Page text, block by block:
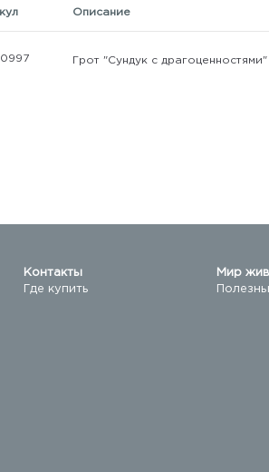
Описание
Грот "Сундук с
Контакты
Где купить
Мир